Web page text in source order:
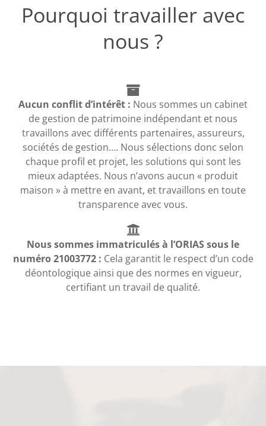
Pourquoi travailler avec
nous ?
Aucun conflit d’intérêt : Nous sommes un cabinet
de gestion de patrimoine indépendant et nous
travaillons avec différents partenaires, assureurs,
sociétés de gestion…. Nous sélections donc selon
chaque profil et projet, les solutions qui sont les
mieux adaptées. Nous n’avons aucun « produit
maison » à mettre en avant, et travaillons en toute
transparence avec vous.
Nous sommes immatriculés à l’ORIAS sous le
numéro 21003772 : Cela garantit le respect d’un code
déontologique ainsi que des normes en vigueur,
certifiant un travail de qualité.